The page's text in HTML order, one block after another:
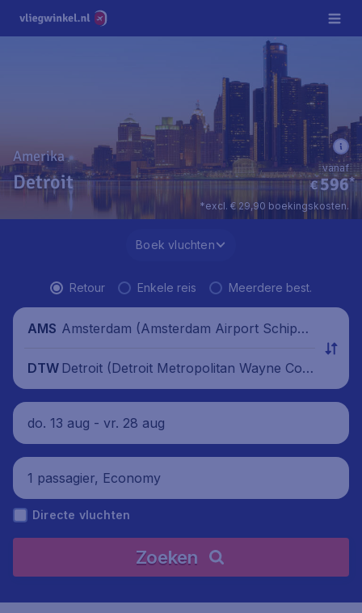
Amerika
Detroit €596*
vanaf
*excl. € 29,90 boekingskosten.
Boek vluchten
Retour Enkele reis Meerdere best.
AMS Amsterdam (Amsterdam Airport Schipho
DTW Detroit (Detroit Metropolitan Wayne Cou
nty Airport), Verenigde Staten
do. 13 aug - vr. 28 aug
1 passagier, Economy
Directe vluchten
Zoeken